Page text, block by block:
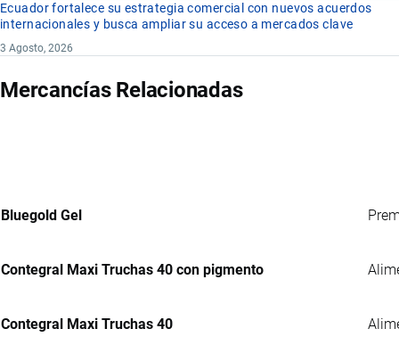
Ecuador fortalece su estrategia comercial con nuevos acuerdos
internacionales y busca ampliar su acceso a mercados clave
3 Agosto, 2026
Mercancías Relacionadas
Bluegold Gel
Contegral Maxi Truchas 40 con pigmento
Contegral Maxi Truchas 40